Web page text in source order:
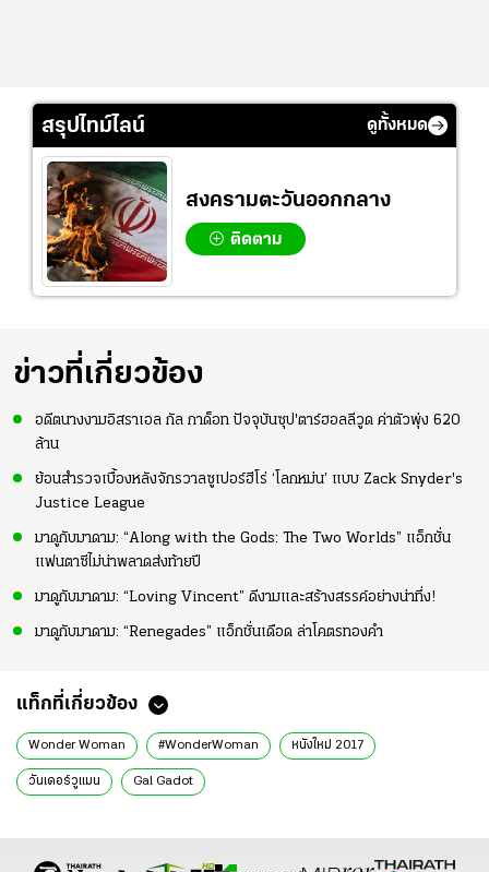
สรุปไทม์ไลน์ ดูทั้งหมด
สงครามตะวันออกกลาง
ติดตาม
ข่าวที่เกี่ยวข้อง
อดีตนางงามอิสราเอล กัล กาด็อท ปัจจุบันซุป'ตาร์ฮอลลีวูด ค่าตัวพุ่ง 620
ล้าน
ย้อนสำรวจเบื้องหลังจักรวาลซูเปอร์ฮีโร่ ‘โลกหม่น’ แบบ Zack Snyder's
Justice League
มาดูกับมาดาม: “Along with the Gods: The Two Worlds” แอ็กชั่น
แฟนตาซีไม่น่าพลาดส่งท้ายปี
มาดูกับมาดาม: “Loving Vincent” ดีงามและสร้างสรรค์อย่างน่าทึ่ง!
มาดูกับมาดาม: “Renegades” แอ็กชั่นเดือด ล่าโคตรทองคำ
แท็กที่เกี่ยวข้อง
Wonder Woman #WonderWoman หนังใหม่ 2017
วันเดอร์วูแมน Gal Gadot